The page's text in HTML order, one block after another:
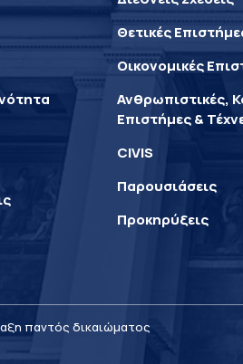
Θετικές
Οικονομικές
Ανθρωπιστικές,
Επιστήμες &
CIVIS
Παρουσιάσεις
Προκηρύξεις
παντός δικαιώματος